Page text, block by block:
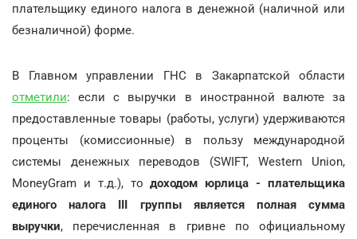
плательщику единого налога в денежной (наличной или
безналичной) форме.
В Главном управлении ГНС в Закарпатской области
отметили: если с выручки в иностранной валюте за
предоставленные товары (работы, услуги) удерживаются
проценты (комиссионные) в пользу международной
системы денежных переводов (SWIFT, Western Union,
MoneyGram и т.д.), тодоходом юрлица - плательщика
единого налога ІІІ группы является полная сумма
выручки, перечисленная в гривне по официальному